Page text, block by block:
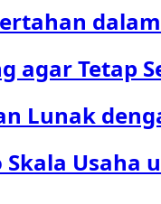
agar Tetap
Lunak
Usaha